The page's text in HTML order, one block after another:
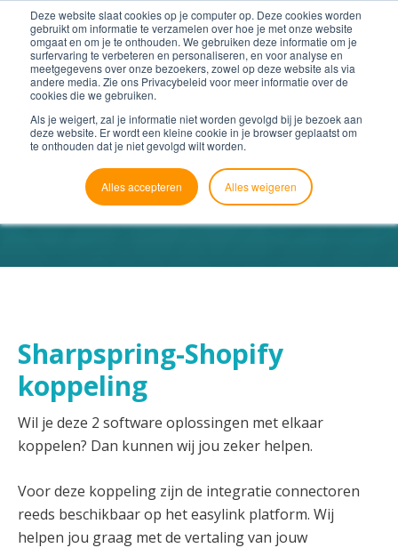
Deze website slaat cookies op je computer op. Deze cookies worden
gebruikt om informatie te verzamelen over hoe je met onze website
omgaat en om je te onthouden. We gebruiken deze informatie om je
surfervaring te verbeteren en personaliseren, en voor analyse en
meetgegevens over onze bezoekers, zowel op deze website als via
andere media. Zie ons Privacybeleid voor meer informatie over de
cookies die we gebruiken.
Als je weigert, zal je informatie niet worden gevolgd bij je bezoek aan
deze website. Er wordt een kleine cookie in je browser geplaatst om
te onthouden dat je niet gevolgd wilt worden.
Alles accepteren Alles weigeren
Sharpspring-Shopify
koppeling
Wil je deze 2 software oplossingen met elkaar
koppelen? Dan kunnen wij jou zeker helpen.
Voor deze koppeling zijn de integratie connectoren
reeds beschikbaar op het easylink platform. Wij
helpen jou graag met de vertaling van jouw